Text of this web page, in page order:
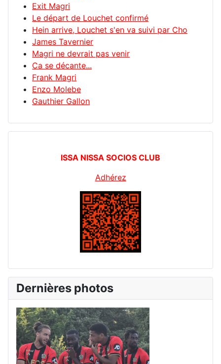
Exit Magri
Le départ de Louchet confirmé
Hein arrive, Louchet s'en va suivi par Cho
James Tavernier
Magri ne devrait pas venir
Ca se décante...
Frank Magri
Enzo Molebe
Gauthier Gallon
ISSA NISSA SOCIOS CLUB
Adhérez
Dernières photos